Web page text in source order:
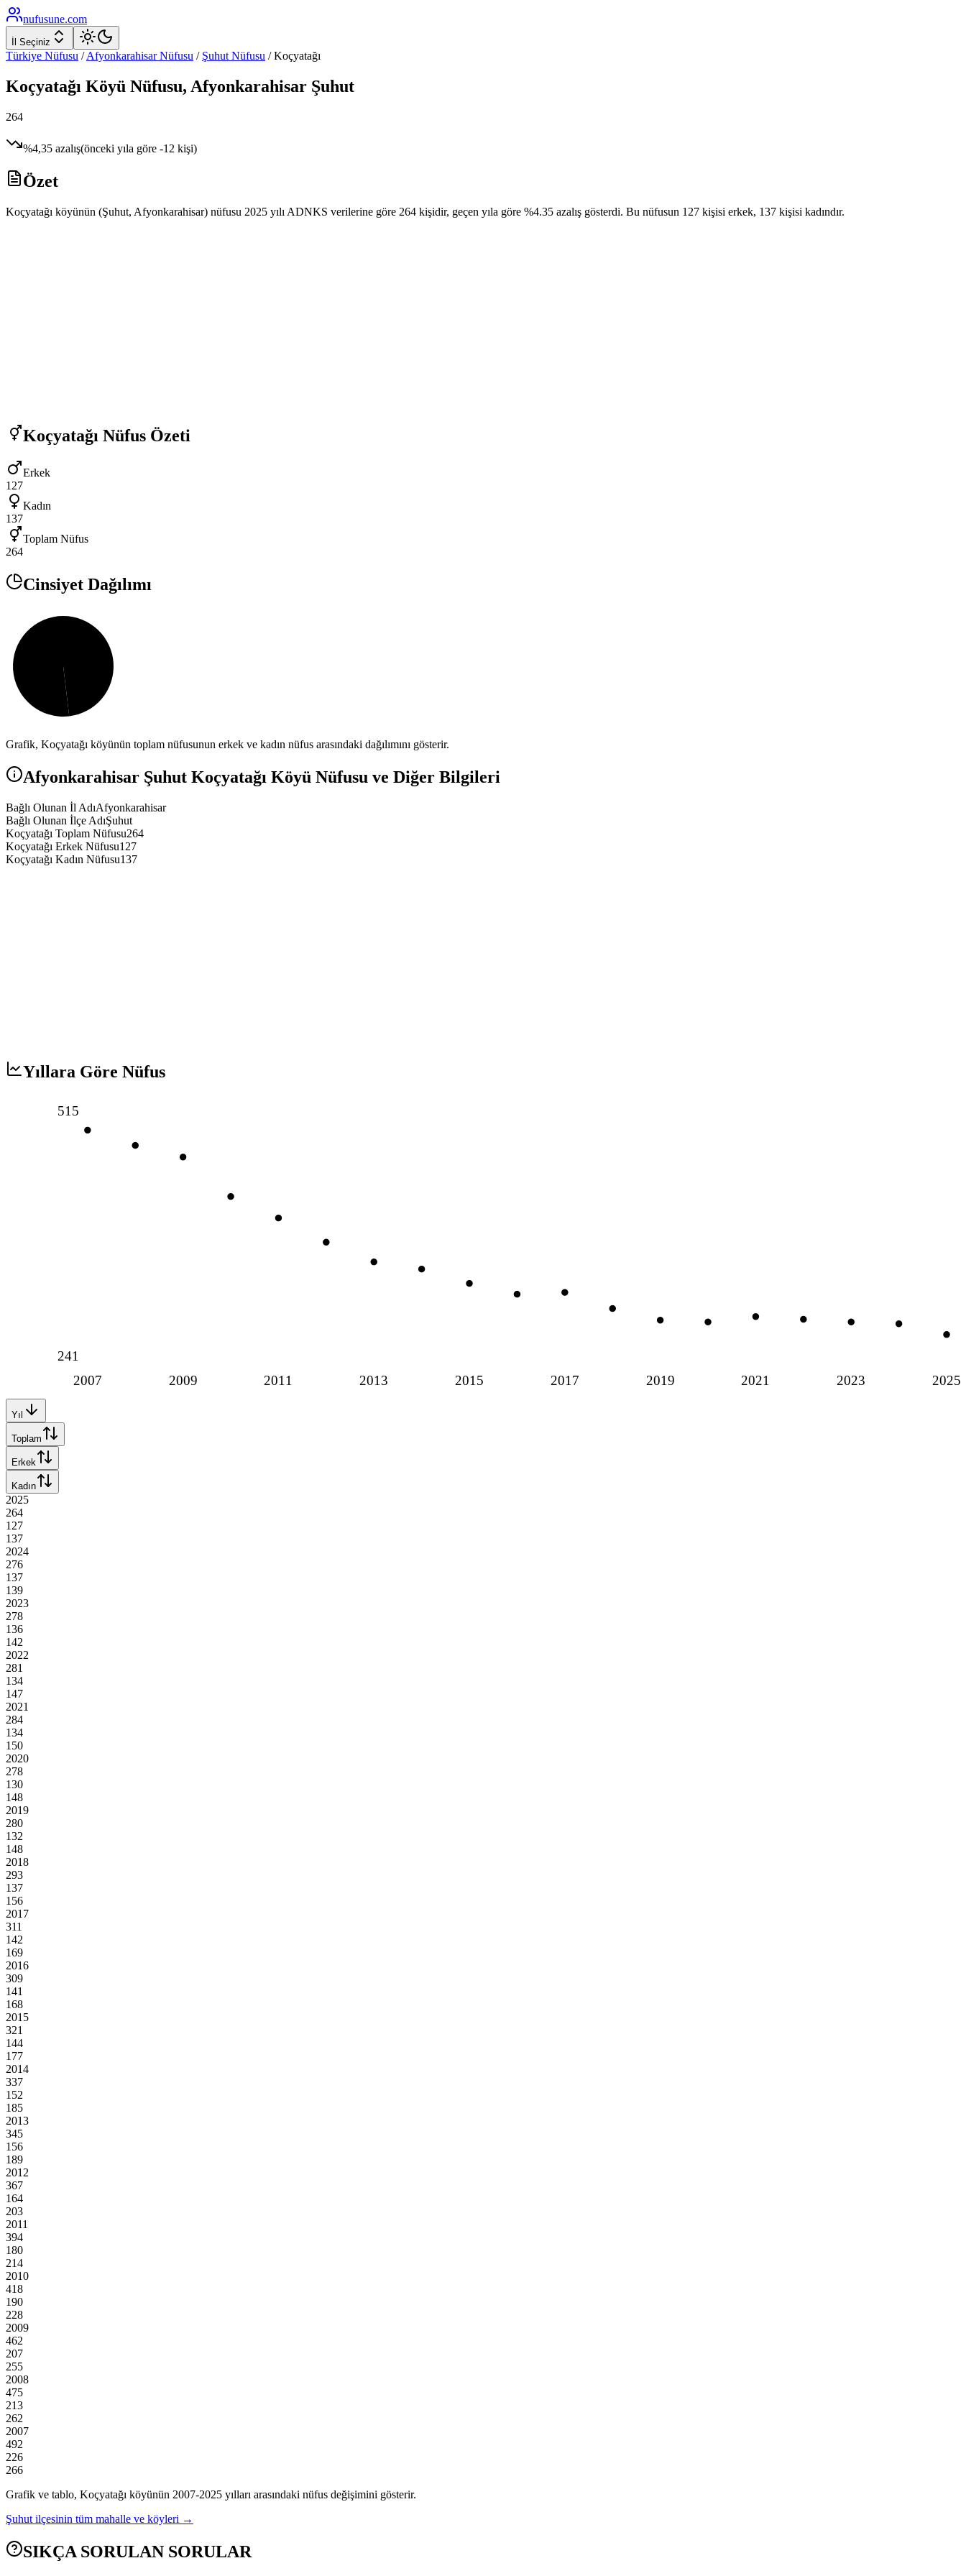
nufusune.com
İl Seçiniz
Türkiye Nüfusu / AfyonkarahisarNüfusu / Şuhut Nüfusu /Koçyatağı
Koçyatağı Köyü Nüfusu, Afyonkarahisar Şuhut
264
%4,35 azalış(önceki yıla göre -12 kişi)
Özet
Koçyatağı köyünün (Şuhut, Afyonkarahisar) nüfusu 2025 yılı ADNKS verilerine göre 264 kişidir, geçen yıla göre %4.35 azalış gösterdi. Bu nüfusun 127 kişisi erkek, 137 kişisi kadındır.
Koçyatağı Nüfus Özeti
Erkek
127
Kadın
137
Toplam Nüfus
264
Cinsiyet Dağılımı
Grafik, Koçyatağı köyünün toplam nüfusunun erkek ve kadın nüfus arasındaki dağılımını gösterir.
Afyonkarahisar Şuhut Koçyatağı Köyü Nüfusu ve Diğer Bilgileri
Bağlı Olunan İl AdıAfyonkarahisar
Bağlı Olunan İlçe AdıŞuhut
Koçyatağı Toplam Nüfusu264
Koçyatağı Erkek Nüfusu127
Koçyatağı Kadın Nüfusu137
Yıllara Göre Nüfus
2007 2009 2011 2013 2015 2017 2019 2021 2023 2025
515
241
Yıl
Toplam
Erkek
Kadın
2025
264
127
137
2024
276
137
139
2023
278
136
142
2022
281
134
147
2021
284
134
150
2020
278
130
148
2019
280
132
148
2018
293
137
156
2017
311
142
169
2016
309
141
168
2015
321
144
177
2014
337
152
185
2013
345
156
189
2012
367
164
203
2011
394
180
214
2010
418
190
228
2009
462
207
255
2008
475
213
262
2007
492
226
266
Grafik ve tablo, Koçyatağı köyünün 2007-2025 yılları arasındaki nüfus değişimini gösterir.
Şuhut ilçesinin tüm mahalle ve köyleri →
SIKÇA SORULAN SORULAR